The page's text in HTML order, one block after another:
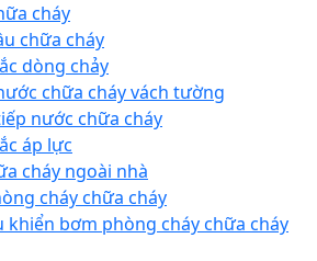
cháy
chữa cháy
dòng chảy
chữa cháy vách tường
nước chữa cháy
áp lực
cháy ngoài nhà
cháy chữa cháy
khiển bơm phòng cháy chữa cháy